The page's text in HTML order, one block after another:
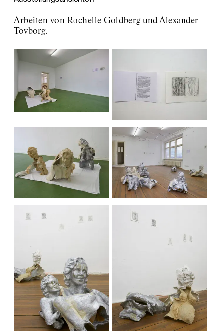
Arbeiten von Rochelle Goldberg und Alexander
Tovborg.